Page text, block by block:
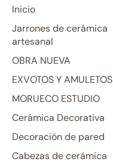
Inicio
Jarrones de cerámica
artesanal
OBRA NUEVA
EXVOTOS Y AMULETOS
MORUECO ESTUDIO
Cerámica Decorativa
Decoración de pared
Cabezas de cerámica